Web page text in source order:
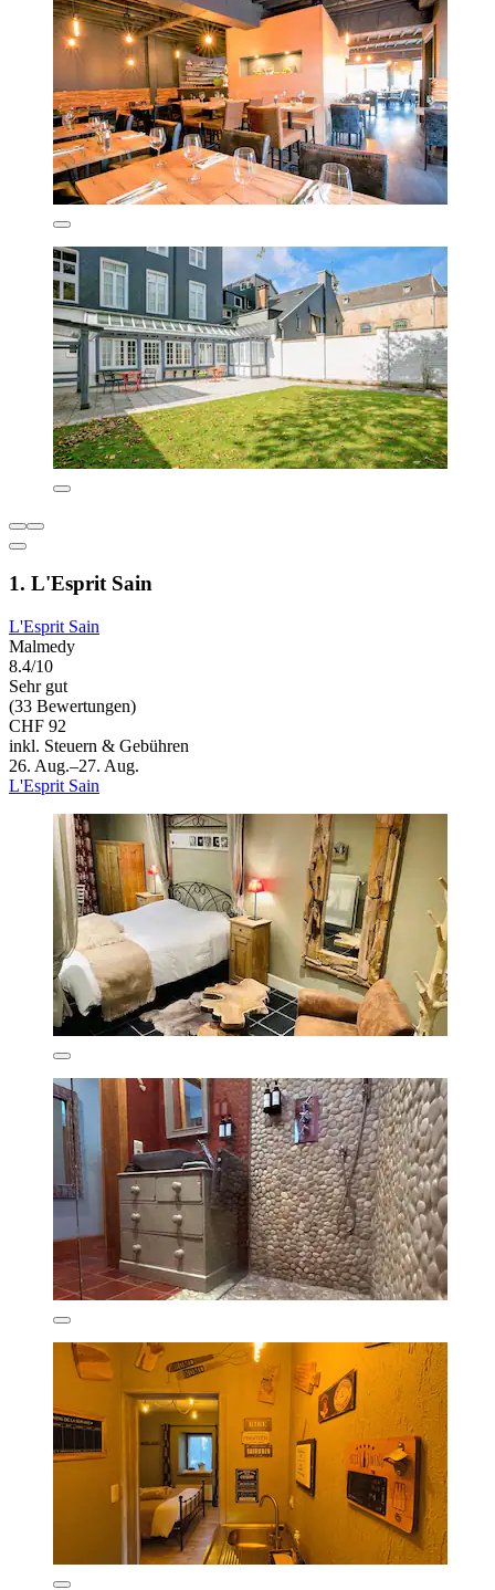
1. L'Esprit Sain
L'Esprit Sain
Malmedy
8.4/10
Sehr gut
(33 Bewertungen)
CHF 92
inkl. Steuern & Gebühren
26. Aug.–27. Aug.
L'Esprit Sain